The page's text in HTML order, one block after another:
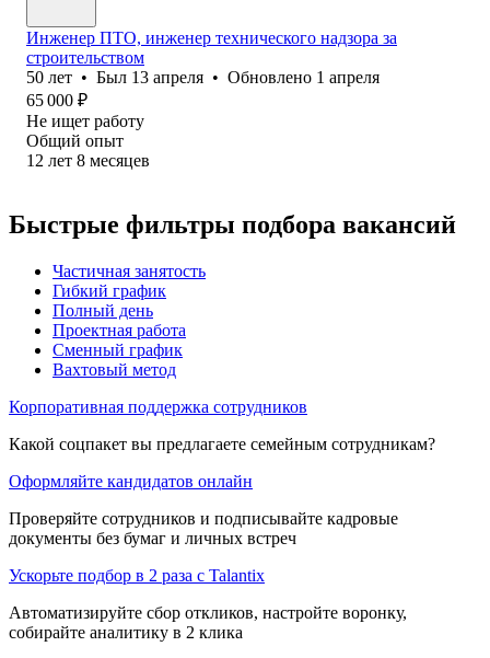
Инженер ПТО, инженер технического надзора за
строительством
50 лет • Был 13 апреля • Обновлено 1 апреля
65 000 ₽
Не ищет работу
Общий опыт
12 лет 8 месяцев
Быстрые фильтры подбора вакансий
Частичная занятость
Гибкий график
Полный день
Проектная работа
Сменный график
Вахтовый метод
Корпоративная поддержка сотрудников
Какой соцпакет вы предлагаете семейным сотрудникам?
Оформляйте кандидатов онлайн
Проверяйте сотрудников и подписывайте кадровые
документы без бумаг и личных встреч
Ускорьте подбор в 2 раза с Talantix
Автоматизируйте сбор откликов, настройте воронку,
собирайте аналитику в 2 клика